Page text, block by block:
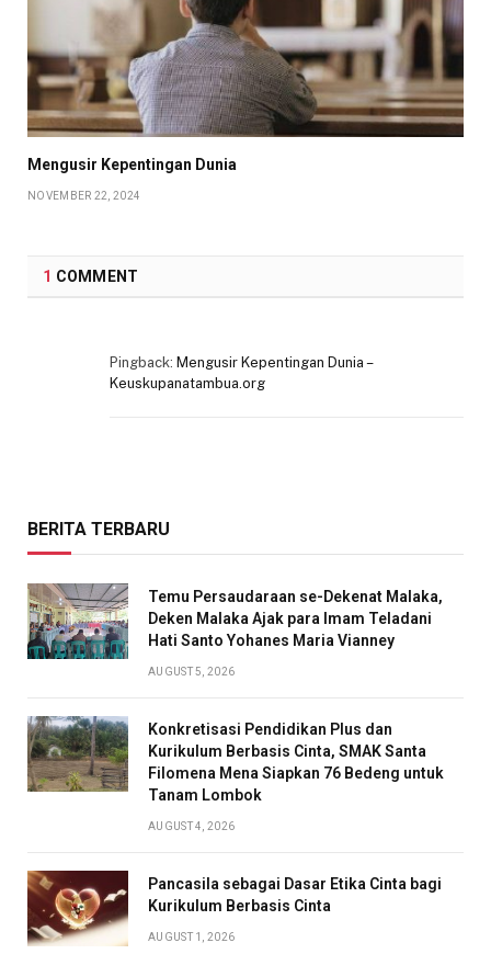
Mengusir Kepentingan Dunia
NOVEMBER 22, 2024
1 COMMENT
Pingback: Mengusir Kepentingan Dunia –
Keuskupanatambua.org
BERITA TERBARU
Temu Persaudaraan se-Dekenat Malaka,
Deken Malaka Ajak para Imam Teladani
Hati Santo Yohanes Maria Vianney
AUGUST 5, 2026
Konkretisasi Pendidikan Plus dan
Kurikulum Berbasis Cinta, SMAK Santa
Filomena Mena Siapkan 76 Bedeng untuk
Tanam Lombok
AUGUST 4, 2026
Pancasila sebagai Dasar Etika Cinta bagi
Kurikulum Berbasis Cinta
AUGUST 1, 2026